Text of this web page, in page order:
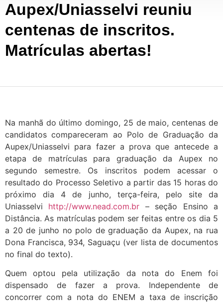
Aupex/Uniasselvi reuniu
centenas de inscritos.
Matrículas abertas!
Na manhã do último domingo, 25 de maio, centenas de
candidatos compareceram ao Polo de Graduação da
Aupex/Uniasselvi para fazer a prova que antecede a
etapa de matrículas para graduação da Aupex no
segundo semestre. Os inscritos podem acessar o
resultado do Processo Seletivo a partir das 15 horas do
próximo dia 4 de junho, terça-feira, pelo site da
Uniasselvi http://www.nead.com.br – seção Ensino a
Distância. As matrículas podem ser feitas entre os dia 5
a 20 de junho no polo de graduação da Aupex, na rua
Dona Francisca, 934, Saguaçu (ver lista de documentos
no final do texto).
Quem optou pela utilização da nota do Enem foi
dispensado de fazer a prova. Independente de
concorrer com a nota do ENEM a taxa de inscrição